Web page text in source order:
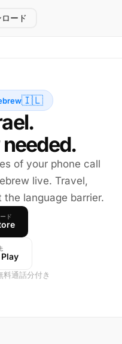
ード
🇮🇱
of your phone call
live. Travel,
language barrier.
ド
料通話分付き